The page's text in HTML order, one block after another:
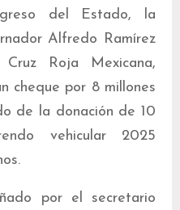
del Estado, la
Alfredo Ramírez
Roja Mexicana,
cheque por 8 millones
de la donación de 10
vehicular 2025
por el secretario